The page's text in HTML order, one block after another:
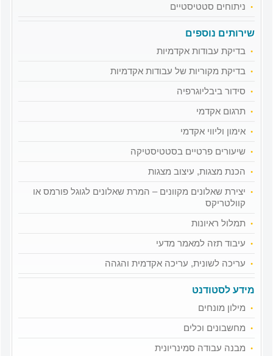
ניתוחים סטטיסטיים
שירותים נוספים
בדיקת עבודות אקדמיות
בדיקת מקוריות של עבודות אקדמיות
סידור ביבליוגרפיה
תרגום אקדמי
אימון וליווי אקדמי
שיעורים פרטיים בסטטיסטיקה
הכנת מצגות, עיצוב מצגות
יצירת שאלונים מקוונים – המרת שאלונים לגוגל פורמס או
קוולטריקס
תמלול ראיונות
עיבוד תזה למאמר מדעי
עריכה לשונית, עריכה אקדמית והגהה
מידע לסטודנט
מילון מונחים
מחשבונים וכלים
מבנה עבודה סמינריונית